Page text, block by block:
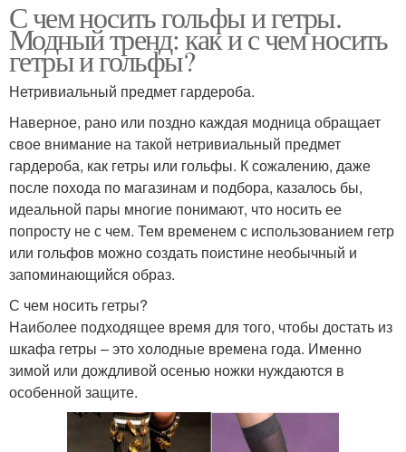
С чем носить гольфы и гетры.
Модный тренд: как и с чем носить
гетры и гольфы?
Нетривиальный предмет гардероба.
Наверное, рано или поздно каждая модница обращает
свое внимание на такой нетривиальный предмет
гардероба, как гетры или гольфы. К сожалению, даже
после похода по магазинам и подбора, казалось бы,
идеальной пары многие понимают, что носить ее
попросту не с чем. Тем временем с использованием гетр
или гольфов можно создать поистине необычный и
запоминающийся образ.
С чем носить гетры?
Наиболее подходящее время для того, чтобы достать из
шкафа гетры – это холодные времена года. Именно
зимой или дождливой осенью ножки нуждаются в
особенной защите.